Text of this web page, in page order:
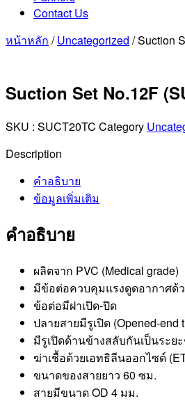
Contact Us
หน้าหลัก /Uncategorized / Suction
Suction Set No.12F
SKU : SUCT20TC Category
Description
คำอธิบาย
ข้อมูลเพิ่มเติม
คำอธิบาย
ผลิตจาก PVC (Medical grade)
มีข้อต่อควบคุมแรงดูดอากาศด้
ข้อต่อมีฝาเปิด-ปิด
ปลายสายมีรูเปิด (Opened-end
มีรูเปิดด้านข้างสลับกันเป็นระย
ฆ่าเชื้อด้วยเอทธิลีนออกไซด์
ขนาดของสายยาว 60 ซม.
สายมีขนาด OD 4 มม.